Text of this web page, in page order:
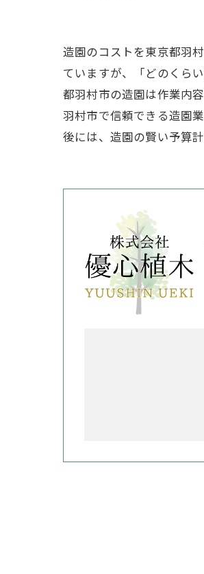
造園のコストを東京都羽
ていますが、「どのくら
都羽村市の造園は作業内
羽村市で信頼できる造園
後には、造園の賢い予算